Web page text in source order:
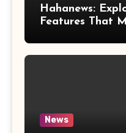
Hahanews:
Features That
News